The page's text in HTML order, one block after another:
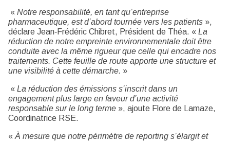
« Notre responsabilité, en tant qu’entreprise
pharmaceutique, est d’abord tournée vers les patients »,
déclare Jean‑Frédéric Chibret, Président de Théa. « La
réduction de notre empreinte environnementale doit être
conduite avec la même rigueur que celle qui encadre nos
traitements. Cette feuille de route apporte une structure et
une visibilité à cette démarche. »
« La réduction des émissions s’inscrit dans un
engagement plus large en faveur d’une activité
responsable sur le long terme », ajoute Flore de Lamaze,
Coordinatrice RSE.
« À mesure que notre périmètre de reporting s’élargit et